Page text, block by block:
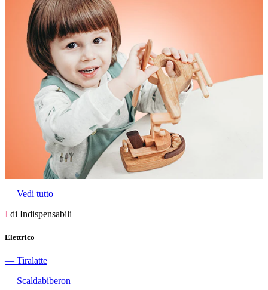
― Vedi tutto
I di Indispensabili
Elettrico
― Tiralatte
― Scaldabiberon